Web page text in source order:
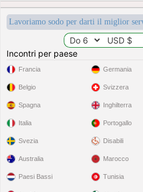
Lavoriamo sodo per darti il miglior
Incontri per paese
Francia
Belgio
Spagna
Italia
Svezia
Germania
Svizzera
Inghilterra
Portogallo
Disabili
Australia
Paesi Bassi
Marocco
Tunisia